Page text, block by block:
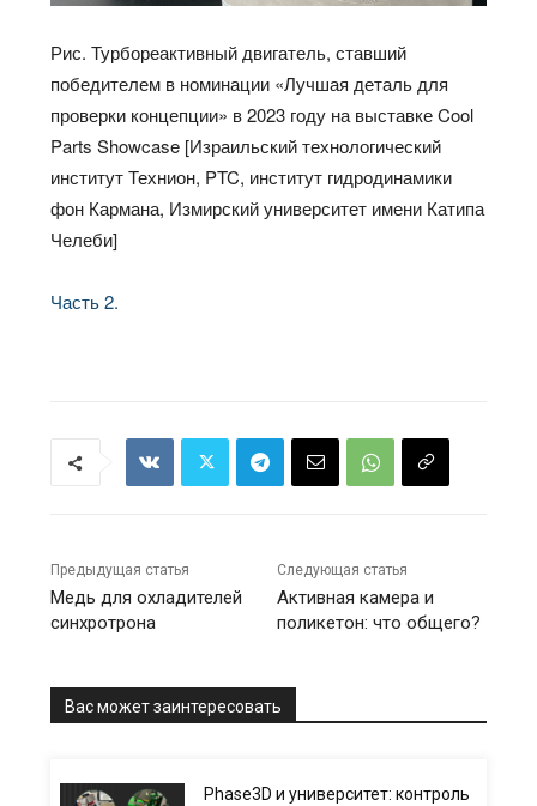
Рис. Турбореактивный двигатель, ставший
победителем в номинации «Лучшая деталь для
проверки концепции» в 2023 году на выставке Cool
Parts Showcase [Израильский технологический
институт Технион, PTC, институт гидродинамики
фон Кармана, Измирский университет имени Катипа
Челеби]
Часть 2.
Предыдущая статья
Медь для охладителей
синхротрона
Следующая статья
Активная камера и
поликетон: что общего?
Вас может заинтересовать
Phase3D и университет: контроль